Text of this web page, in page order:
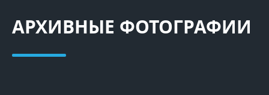
АРХИВНЫЕ ФОТОГРАФИИ